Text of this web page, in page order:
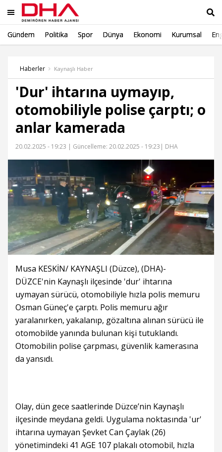
Gündem Politika Spor Dünya Ekonomi Kurumsal
Haberler Kaynaşlı Haber
'Dur' ihtarına uymayıp,
otomobiliyle polise çarptı; o
anlar kamerada
20.02.2025 - 19:23 | Güncelleme: 20.02.2025 - 19:23 | DHA
Musa KESKİN/ KAYNAŞLI (Düzce), (DHA)-
DÜZCE'nin Kaynaşlı ilçesinde 'dur' ihtarına
uymayan sürücü, otomobiliyle hızla polis memuru
Osman Güneç'e çarptı. Polis memuru ağır
yaralanırken, yakalanıp, gözaltına alınan sürücü ile
otomobilde yanında bulunan kişi tutuklandı.
Otomobilin polise çarpması, güvenlik kamerasına
da yansıdı.
Olay, dün gece saatlerinde Düzce’nin Kaynaşlı
ilçesinde meydana geldi. Uygulama noktasında 'ur'
ihtarına uymayan Şevket Can Çaylak (26)
yönetimindeki 41 AGE 107 plakalı otomobil, hızla